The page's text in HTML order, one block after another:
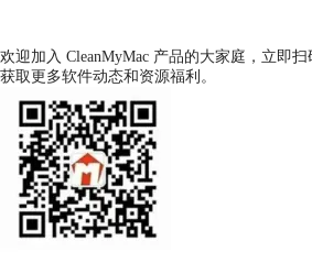
欢迎加入 CleanMyMac 产品的大家庭，立即扫
获取更多软件动态和资源福利。